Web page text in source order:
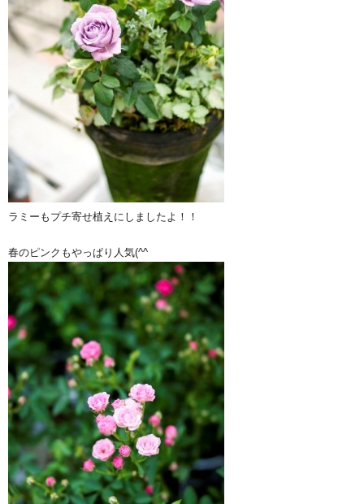
ラミーもプチ寄せ植えにしましたよ！！
春のピンクもやっぱり人気(^^ゞ